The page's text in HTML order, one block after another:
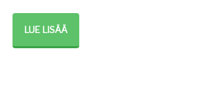
LUE LISÄÄ